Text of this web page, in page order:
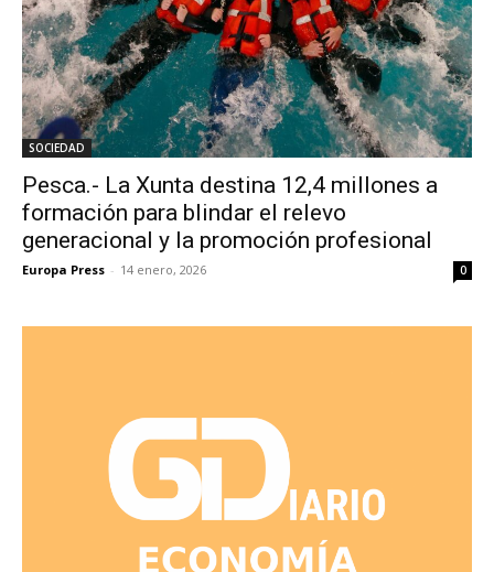
SOCIEDAD
Pesca.- La Xunta destina 12,4 millones a
formación para blindar el relevo
generacional y la promoción profesional
Europa Press - 14 enero, 2026 0